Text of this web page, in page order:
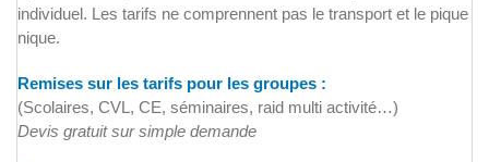
individuel. Les tarifs ne comprennent pas le transport et le pique
nique.
Remises sur les tarifs pour les groupes :
(Scolaires, CVL, CE, séminaires, raid multi activité…)
Devis gratuit sur simple demande